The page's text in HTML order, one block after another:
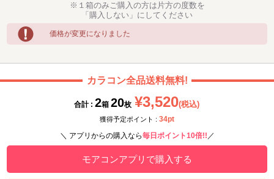
※１箱のみご購入の方は片方の度数を
「購入しない」にしてください
価格が変更になりました
カラコン全品送料無料!
合計 : 2箱 20枚 ¥3,520(税込)
獲得予定ポイント : 34pt
＼ アプリからの購入なら毎日ポイント10倍!! ／
モアコンアプリで購入する